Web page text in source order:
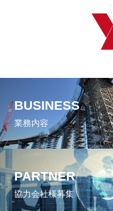
BUSINESS
業務内容
PARTNER
協力会社様募集